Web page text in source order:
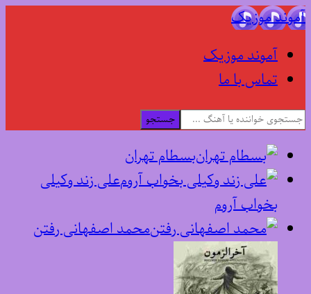
آموند موزیک
آموند موزیک
تماس با ما
جستجو
بسطام تهران
علی زند وکیلی
بخواب آروم
محمد اصفهانی رفتن